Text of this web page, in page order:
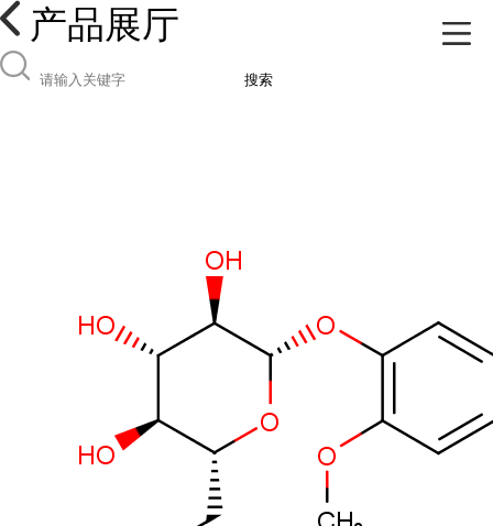
产品展厅
搜索